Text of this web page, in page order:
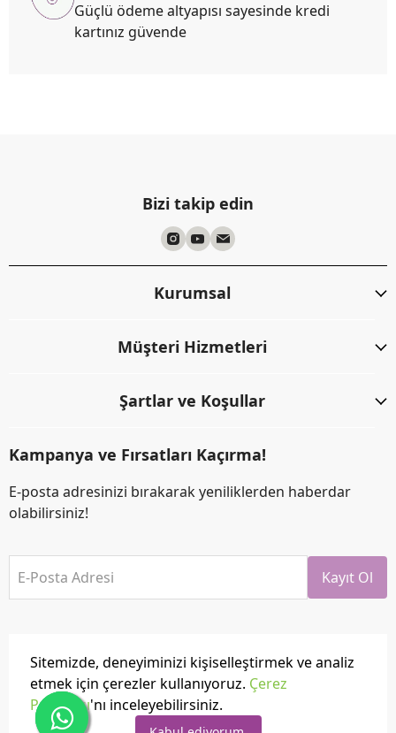
Sitemizde, deneyiminizi kişiselleştirmek ve analiz
etmek için çerezler kullanıyoruz. Çerez
Politikası'nı inceleyebilirsiniz.
Güçlü ödeme altyapısı sayesinde kredi
kartınız güvende
Bizi takip edin
Kurumsal
Müşteri Hizmetleri
Şartlar ve Koşullar
Kampanya ve Fırsatları Kaçırma!
E-posta adresinizi bırakarak yeniliklerden haberdar
olabilirsiniz!
E-Posta Adresi Kayıt Ol
Tüm hakları saklıdır.
Powered by ikas